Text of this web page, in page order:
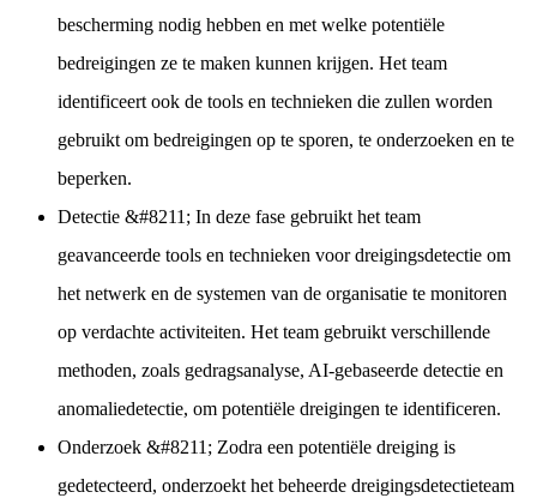
bescherming nodig hebben en met welke potentiële
bedreigingen ze te maken kunnen krijgen. Het team
identificeert ook de tools en technieken die zullen worden
gebruikt om bedreigingen op te sporen, te onderzoeken en te
beperken.
Detectie &#8211; In deze fase gebruikt het team
geavanceerde tools en technieken voor dreigingsdetectie om
het netwerk en de systemen van de organisatie te monitoren
op verdachte activiteiten. Het team gebruikt verschillende
methoden, zoals gedragsanalyse, AI-gebaseerde detectie en
anomaliedetectie, om potentiële dreigingen te identificeren.
Onderzoek &#8211; Zodra een potentiële dreiging is
gedetecteerd, onderzoekt het beheerde dreigingsdetectieteam